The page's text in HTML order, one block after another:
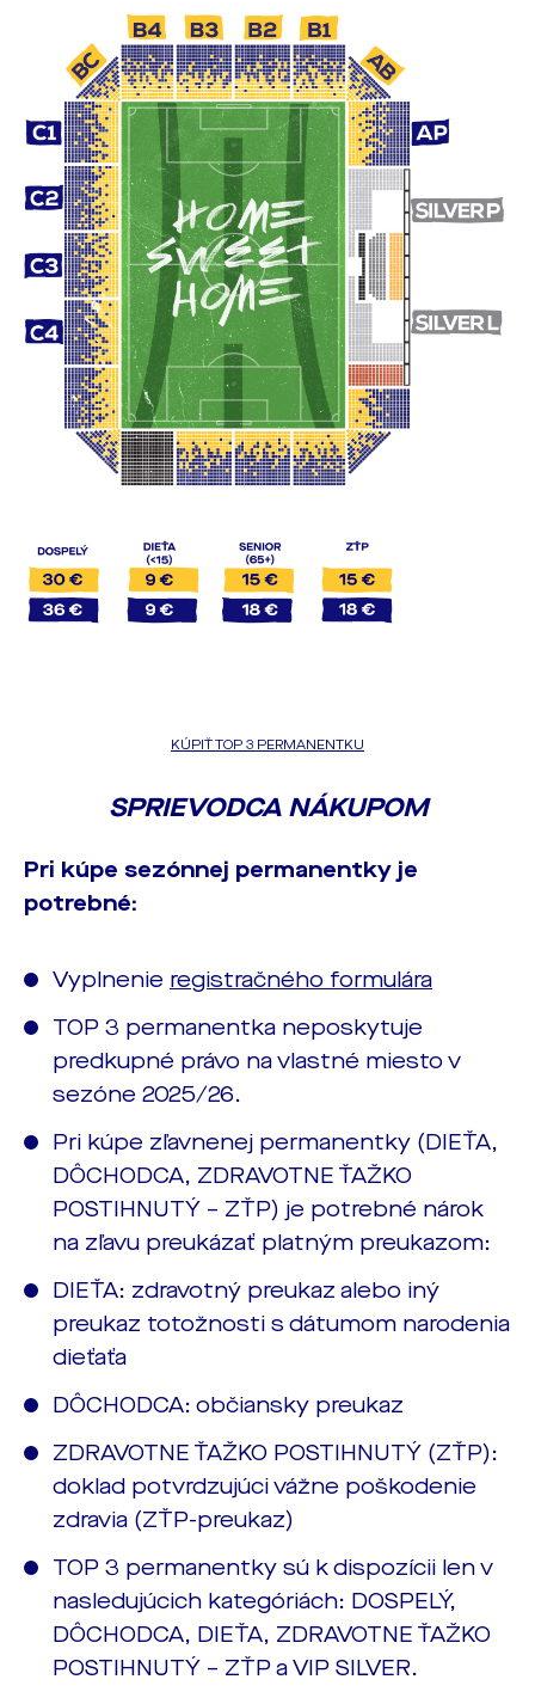
KÚPIŤ TOP 3 PERMANENTKU
SPRIEVODCA NÁKUPOM
Pri kúpe sezónnej permanentky je
potrebné:
Vyplnenie registračného formulára
TOP 3 permanentka neposkytuje
predkupné právo na vlastné miesto v
sezóne 2025/26.
Pri kúpe zľavnenej permanentky (DIEŤA,
DÔCHODCA, ZDRAVOTNE ŤAŽKO
POSTIHNUTÝ – ZŤP) je potrebné nárok
na zľavu preukázať platným preukazom:
DIEŤA: zdravotný preukaz alebo iný
preukaz totožnosti s dátumom narodenia
dieťaťa
DÔCHODCA: občiansky preukaz
ZDRAVOTNE ŤAŽKO POSTIHNUTÝ (ZŤP):
doklad potvrdzujúci vážne poškodenie
zdravia (ZŤP-preukaz)
TOP 3 permanentky sú k dispozícii len v
nasledujúcich kategóriách: DOSPELÝ,
DÔCHODCA, DIEŤA, ZDRAVOTNE ŤAŽKO
POSTIHNUTÝ – ZŤP a VIP SILVER.